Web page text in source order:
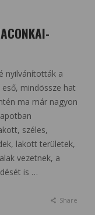
nyilvánították a
mindössze hat
ma már nagyon
széles,
lakott területek,
vezetnek, a
is …
Share